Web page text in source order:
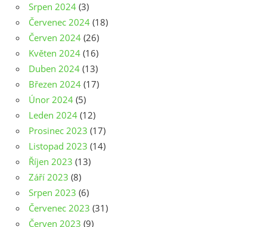
Srpen 2024 (3)
Červenec 2024 (18)
Červen 2024 (26)
Květen 2024 (16)
Duben 2024 (13)
Březen 2024 (17)
Únor 2024 (5)
Leden 2024 (12)
Prosinec 2023 (17)
Listopad 2023 (14)
Říjen 2023 (13)
Září 2023 (8)
Srpen 2023 (6)
Červenec 2023 (31)
Červen 2023 (9)